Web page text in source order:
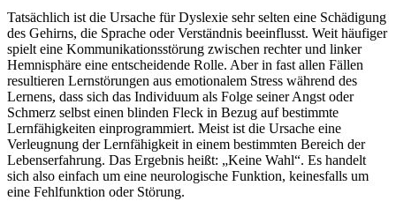
Tatsächlich ist die Ursache für Dyslexie sehr selten eine Schädigung
des Gehirns, die Sprache oder Verständnis beeinflusst. Weit häufiger
spielt eine Kommunikationsstörung zwischen rechter und linker
Hemnisphäre eine entscheidende Rolle. Aber in fast allen Fällen
resultieren Lernstörungen aus emotionalem Stress während des
Lernens, dass sich das Individuum als Folge seiner Angst oder
Schmerz selbst einen blinden Fleck in Bezug auf bestimmte
Lernfähigkeiten einprogrammiert. Meist ist die Ursache eine
Verleugnung der Lernfähigkeit in einem bestimmten Bereich der
Lebenserfahrung. Das Ergebnis heißt: „Keine Wahl“. Es handelt
sich also einfach um eine neurologische Funktion, keinesfalls um
eine Fehlfunktion oder Störung.